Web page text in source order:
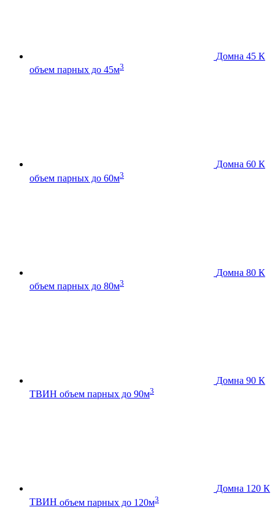
Домна 45 К
объем парных до 45м3
Домна 60 К
объем парных до 60м3
Домна 80 К
объем парных до 80м3
Домна 90 К
ТВИН объем парных до 90м3
Домна 120 К
ТВИН объем парных до 120м3